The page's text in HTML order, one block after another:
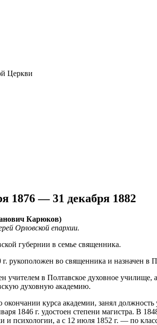
Церкви
1876 — 31 декабря 1882
Карюков)
Орловской епархии.
губернии в семье священника.
рукоположен во священника и назначен
учителем в Полтавское духовное
духовную академию.
курса академии, занял
1846 г. удостоен степени магистра. В
психологии, а с 12 июля 1852 г. — по